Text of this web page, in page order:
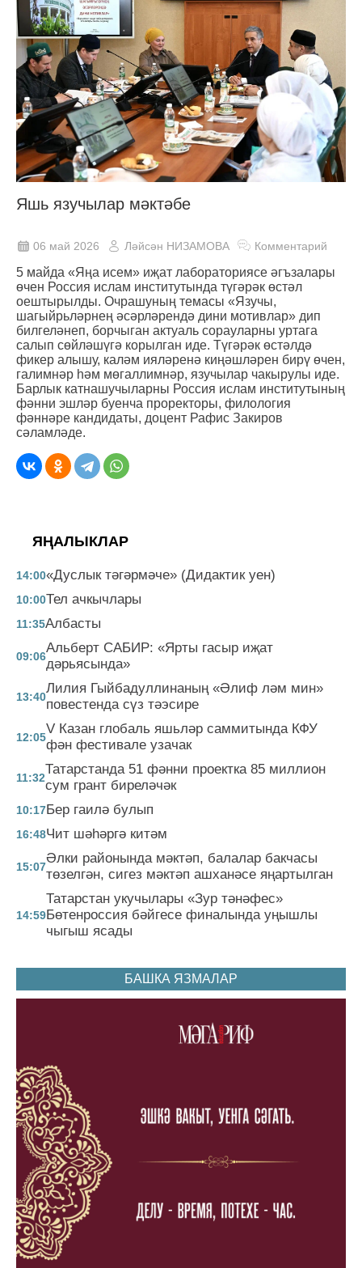
Яшь язучылар мәктәбе
06 май 2026 Ләйсән НИЗАМОВА Комментарий
5 майда «Яңа исем» иҗат лабораториясе әгъзалары
өчен Россия ислам институтында түгәрәк өстәл
оештырылды. Очрашуның темасы «Язучы,
шагыйрьләрнең әсәрләрендә дини мотивлар» дип
билгеләнеп, борчыган актуаль сорауларны уртага
салып сөйләшүгә корылган иде. Түгәрәк өстәлдә
фикер алышу, каләм ияләренә киңәшләрен бирү өчен,
галимнәр һәм мөгаллимнәр, язучылар чакырулы иде.
Барлык катнашучыларны Россия ислам институтының
фәнни эшләр буенча проректоры, филология
фәннәре кандидаты, доцент Рафис Закиров
сәламләде.
ЯҢАЛЫКЛАР
14:00«Дуслык тәгәрмәче» (Дидактик уен)
10:00Тел ачкычлары
11:35Албасты
09:06
Альберт САБИР: «Ярты гасыр иҗат
дәрьясында»
13:40
Лилия Гыйбадуллинаның «Әлиф ләм мин»
повестенда сүз тәэсире
12:05
V Казан глобаль яшьләр саммитында КФУ
фән фестивале узачак
11:32
Татарстанда 51 фәнни проектка 85 миллион
сум грант биреләчәк
10:17Бер гаилә булып
16:48Чит шәһәргә китәм
15:07
Әлки районында мәктәп, балалар бакчасы
төзелгән, сигез мәктәп ашханәсе яңартылган
14:59
Татарстан укучылары «Зур тәнәфес»
Бөтенроссия бәйгесе финалында уңышлы
чыгыш ясады
БАШКА ЯЗМАЛАР